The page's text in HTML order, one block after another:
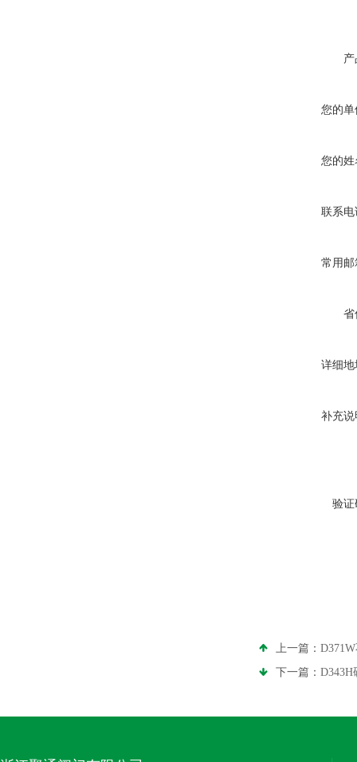
您的单
您的姓
联系电
常用邮
省
详细地
补充说
验证
上一篇：
下一篇：